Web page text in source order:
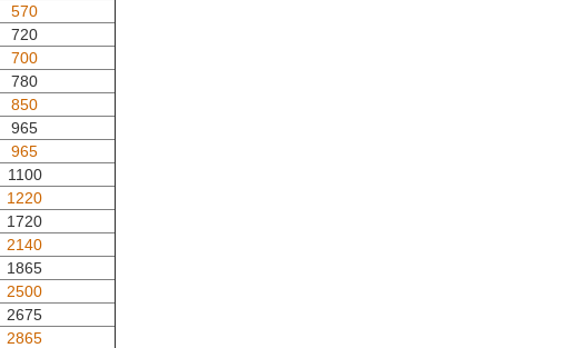
570
720
700
780
850
965
965
1100
1220
1720
2140
1865
2500
2675
2865